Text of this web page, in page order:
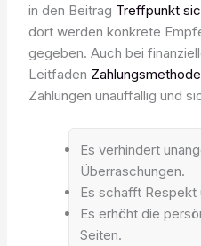
in den Beitrag Treffpunkt
dort werden konkrete
gegeben. Auch bei
Leitfaden
Zahlungen unauffällig und
Es verhindert
Überraschungen.
Es schafft Respekt
Es erhöht die
Seiten.